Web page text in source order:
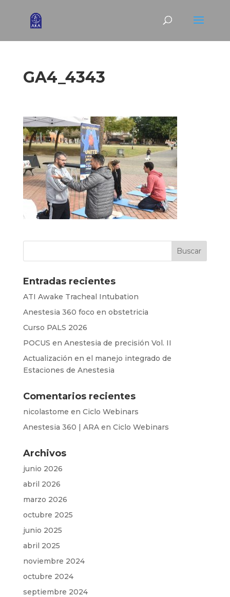
GA4_4343
Entradas recientes
ATI Awake Tracheal Intubation
Anestesia 360 foco en obstetricia
Curso PALS 2026
POCUS en Anestesia de precisión Vol. II
Actualización en el manejo integrado de
Estaciones de Anestesia
Comentarios recientes
nicolastome en Ciclo Webinars
Anestesia 360 | ARAen Ciclo Webinars
Archivos
junio 2026
abril 2026
marzo 2026
octubre 2025
junio 2025
abril 2025
noviembre 2024
octubre 2024
septiembre 2024